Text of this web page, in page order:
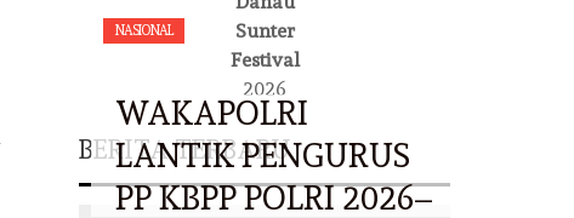
Sunter
Festival
2026
BERITA TERBARU
NASIONAL
WAKAPOLRI
LANTIK PENGURUS
PP KBPP POLRI 2026–